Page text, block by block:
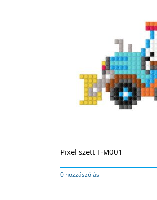
Pixel szett T-M001
0 hozzászólás